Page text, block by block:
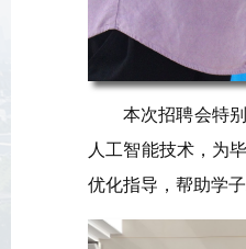
本次招聘会特
人工智能技术，为
优化指导，帮助学